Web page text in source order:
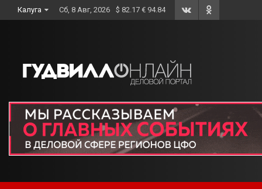
to
Калуга Сб, 8 Авг, 2026 $ 82.17 € 94.84